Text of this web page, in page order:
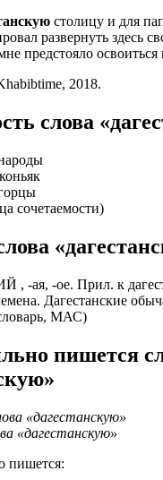
столицу и для
развернуть здесь
предстояло
2018.
слова
сочетаемости)
-ая, -ое. Прил. к
Дагестанские
МАС)
пишется
«дагестанскую»
«дагестанскую»
пишется: